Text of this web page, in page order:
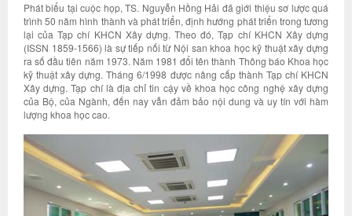
Phát biểu tại cuộc họp, TS. Nguyễn Hồng Hải đã giới thiệu sơ lược quá
trình 50 năm hình thành và phát triển, định hướng phát triển trong tương
lại của Tạp chí KHCN Xây dựng. Theo đó, Tạp chí KHCN Xây dựng
(ISSN 1859-1566) là sự tiếp nối từ Nội san khoa học kỹ thuật xây dựng
ra số đầu tiên năm 1973. Năm 1981 đổi tên thành Thông báo Khoa học
kỹ thuật xây dựng. Tháng 6/1998 được nâng cấp thành Tạp chí KHCN
Xây dựng. Tạp chí là địa chỉ tin cậy về khoa học công nghệ xây dựng
của Bộ, của Ngành, đến nay vẫn đảm bảo nội dung và uy tín với hàm
lượng khoa học cao.